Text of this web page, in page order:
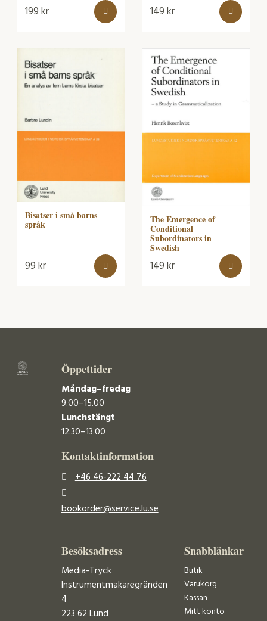
199kr 149kr
Bisatser i små barns
språk
99kr
The Emergence of
Conditional
Subordinators in
Swedish
149kr
Öppettider
Måndag–fredag
9.00–15.00
Lunchstängt
12.30–13.00
Kontaktinformation
+46 46-222 44 76
bookorder@service.lu.se
Besöksadress
Media-Tryck
Instrumentmakaregränden
4
223 62 Lund
Snabblänkar
Butik
Varukorg
Kassan
Mitt konto